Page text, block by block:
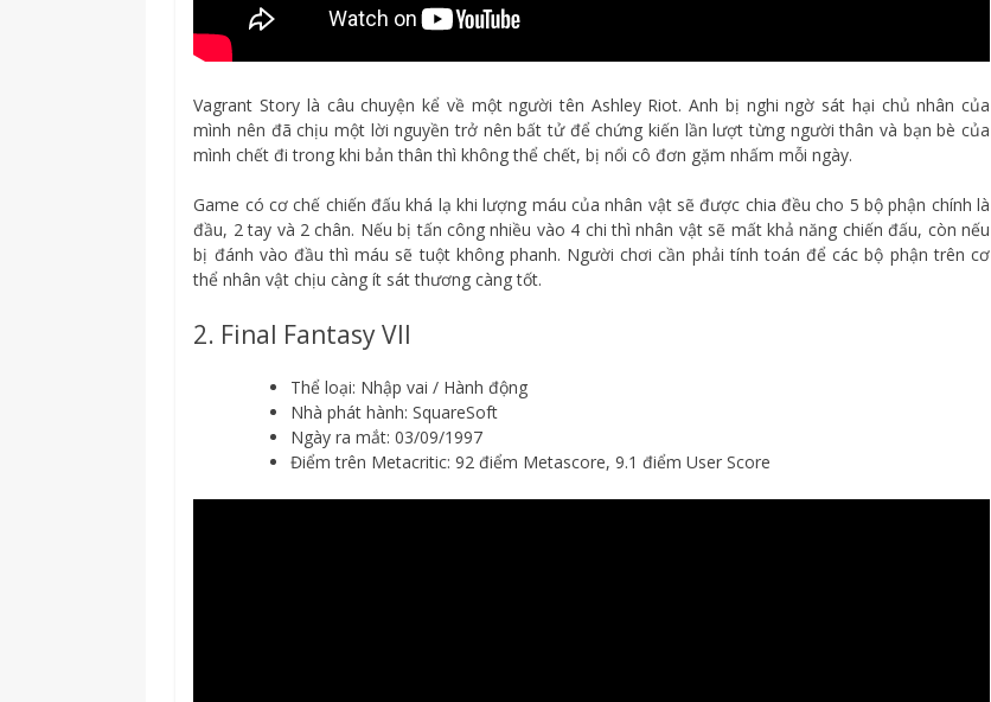
Vagrant Story là câu chuyện kể về một người tên Ashley Riot. Anh bị nghi ngờ sát hại chủ nhân của
mình nên đã chịu một lời nguyền trở nên bất tử để chứng kiến lần lượt từng người thân và bạn bè của
mình chết đi trong khi bản thân thì không thể chết, bị nổi cô đơn gặm nhấm mỗi ngày.
Game có cơ chế chiến đấu khá lạ khi lượng máu của nhân vật sẽ được chia đều cho 5 bộ phận chính là
đầu, 2 tay và 2 chân. Nếu bị tấn công nhiều vào 4 chi thì nhân vật sẽ mất khả năng chiến đấu, còn nếu
bị đánh vào đầu thì máu sẽ tuột không phanh. Người chơi cần phải tính toán để các bộ phận trên cơ
thể nhân vật chịu càng ít sát thương càng tốt.
2. Final Fantasy VII
Thể loại: Nhập vai / Hành động
Nhà phát hành: SquareSoft
Ngày ra mắt: 03/09/1997
Điểm trên Metacritic: 92 điểm Metascore, 9.1 điểm User Score